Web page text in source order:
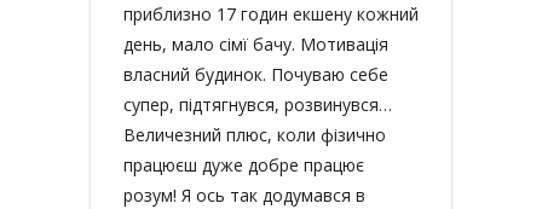
приблизно 17 годин екшену кожний
день, мало сімї бачу. Мотивація
власний будинок. Почуваю себе
супер, підтягнувся, розвинувся…
Величезний плюс, коли фізично
працюєш дуже добре працює
розум! Я ось так додумався в